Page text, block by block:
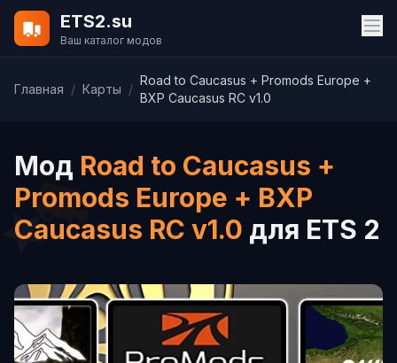
ETS2.su
Ваш каталог модов
Главная / Карты /
Road to Caucasus + Promods Europe +
BXP Caucasus RC v1.0
Мод Road to Caucasus +
Promods Europe + BXP
Caucasus RC v1.0 для ETS 2